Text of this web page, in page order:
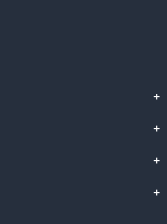
+
+
+
+